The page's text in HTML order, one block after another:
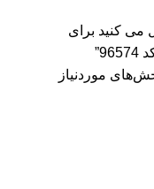
می کنید برای
موردنیاز